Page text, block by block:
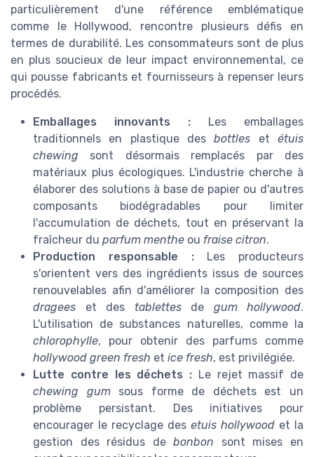
particulièrement d'une référence emblématique
comme le Hollywood, rencontre plusieurs défis en
termes de durabilité. Les consommateurs sont de plus
en plus soucieux de leur impact environnemental, ce
qui pousse fabricants et fournisseurs à repenser leurs
procédés.
Emballages innovants : Les emballages
traditionnels en plastique desbottles etétuis
chewing sont désormais remplacés par des
matériaux plus écologiques. L'industrie cherche à
élaborer des solutions à base de papier ou d'autres
composants biodégradables pour limiter
l'accumulation de déchets, tout en préservant la
fraîcheur du parfum menthe ou fraise citron.
Production responsable :Les producteurs
s'orientent vers des ingrédients issus de sources
renouvelables afin d'améliorer la composition des
dragees et des tablettesde gum hollywood.
L'utilisation de substances naturelles, comme la
chlorophylle, pour obtenir des parfums comme
hollywood green fresh et ice fresh, est privilégiée.
Lutte contre les déchets : Le rejet massif de
chewing gumsous forme de déchets est un
problème persistant. Des initiatives pour
encourager le recyclage des etuis hollywood et la
gestion des résidus debonbon sont mises en